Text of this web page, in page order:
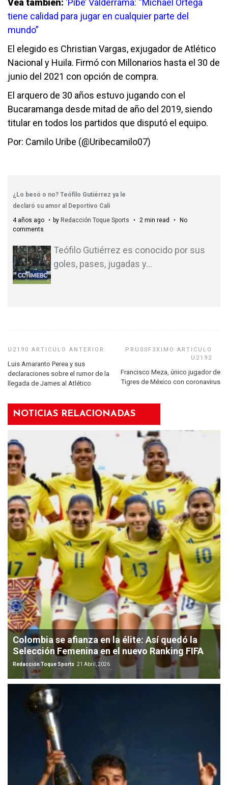
Vea también: ‘Pibe’ Valderrama: “Michael Ortega
tiene calidad para jugar en cualquier parte del
mundo”
El elegido es Christian Vargas, exjugador de Atlético
Nacional y Huila. Firmó con Millonarios hasta el 30 de
junio del 2021 con opción de compra.
El arquero de 30 años estuvo jugando con el
Bucaramanga desde mitad de año del 2019, siendo
titular en todos los partidos que disputó el equipo.
Por: Camilo Uribe (@Uribecamilo07)
¿Lo besó o no? Teófilo Gutiérrez ya le
declaró su amor al Deportivo Cali
4 años ago
by Redacción Toque Sports 2 min read
No
comments
Teófilo Gutiérrez es conocido por sus
goles, pases, jugadas y…
Luis Amaranto Perea y sus
declaraciones sobre el rumor de la
llegada de James al Atlético
Francisco Meza, único jugador de
Tigres de México con coronavirus
NOTICIAS RELACIONADAS
Colombia se afianza en la élite: Así quedó la
Selección Femenina en el nuevo Ranking FIFA
Redacción Toque Sports 21 Abril, 2026